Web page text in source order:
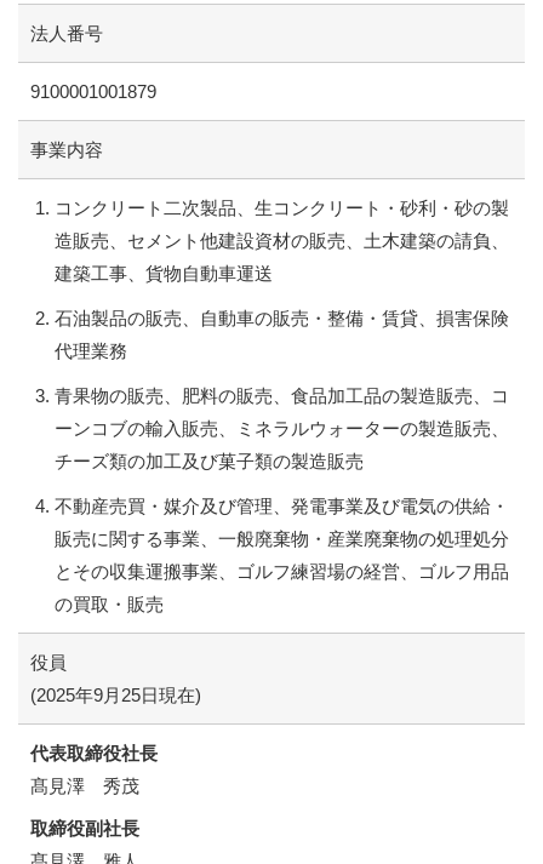
法人番号
9100001001879
事業内容
コンクリート二次製品、生コンクリート・砂利・砂の製
造販売、セメント他建設資材の販売、土木建築の請負、
建築工事、貨物自動車運送
石油製品の販売、自動車の販売・整備・賃貸、損害保険
代理業務
青果物の販売、肥料の販売、食品加工品の製造販売、コ
ーンコブの輸入販売、ミネラルウォーターの製造販売、
チーズ類の加工及び菓子類の製造販売
不動産売買・媒介及び管理、発電事業及び電気の供給・
販売に関する事業、一般廃棄物・産業廃棄物の処理処分
とその収集運搬事業、ゴルフ練習場の経営、ゴルフ用品
の買取・販売
役員
(2025年9月25日現在)
代表取締役社長
髙見澤 秀茂
取締役副社長